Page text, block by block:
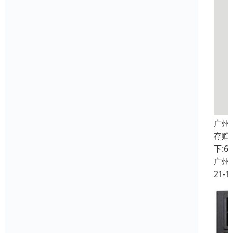
广
存
下
广
21-